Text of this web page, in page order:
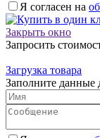
Я согласен на
Закрыть окно
Запросить
Загрузка товара
Заполните данные